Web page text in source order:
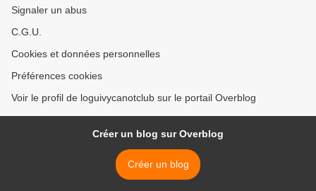
Signaler un abus
C.G.U.
Cookies et données personnelles
Préférences cookies
Voir le profil de loguivycanotclub sur le portail Overblog
Créer un blog sur Overblog
Créer un blog